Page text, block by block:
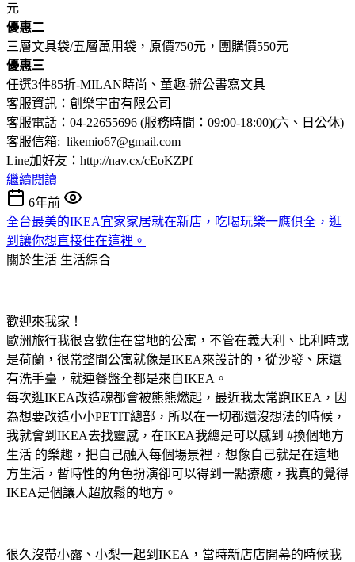
元
優惠二
三層文具袋/五層萬用袋，原價750元，團購價550元
優惠三
任選3件85折-MILAN時尚、童趣-辦公書寫文具
客服資訊：創樂宇宙有限公司
客服電話：04-22655696 (服務時間：09:00-18:00)(六、日公休)
客服信箱: likemio67@gmail.com
Line加好友：http://nav.cx/cEoKZPf
繼續閱讀
6年前
全台最美的IKEA宜家家居就在新店，吃喝玩樂一應俱全，逛
到讓你想直接住在這裡。
關於生活 生活綜合
歡迎來我家！
歐洲旅行我很喜歡住在當地的公寓，不管在義大利、比利時或
是荷蘭，很常整間公寓就像是IKEA來設計的，從沙發、床還
有洗手臺，就連餐盤全都是來自IKEA。
每次逛IKEA改造魂都會被熊熊燃起，最近我太常跑IKEA，因
為想要改造小小PETIT總部，所以在一切都還沒想法的時候，
我就會到IKEA去找靈感，在IKEA我總是可以感到 #換個地方
生活 的樂趣，把自己融入每個場景裡，想像自己就是在這地
方生活，暫時性的角色扮演卻可以得到一點療癒，我真的覺得
IKEA是個讓人超放鬆的地方。
很久沒帶小露、小梨一起到IKEA，當時新店店開幕的時候我